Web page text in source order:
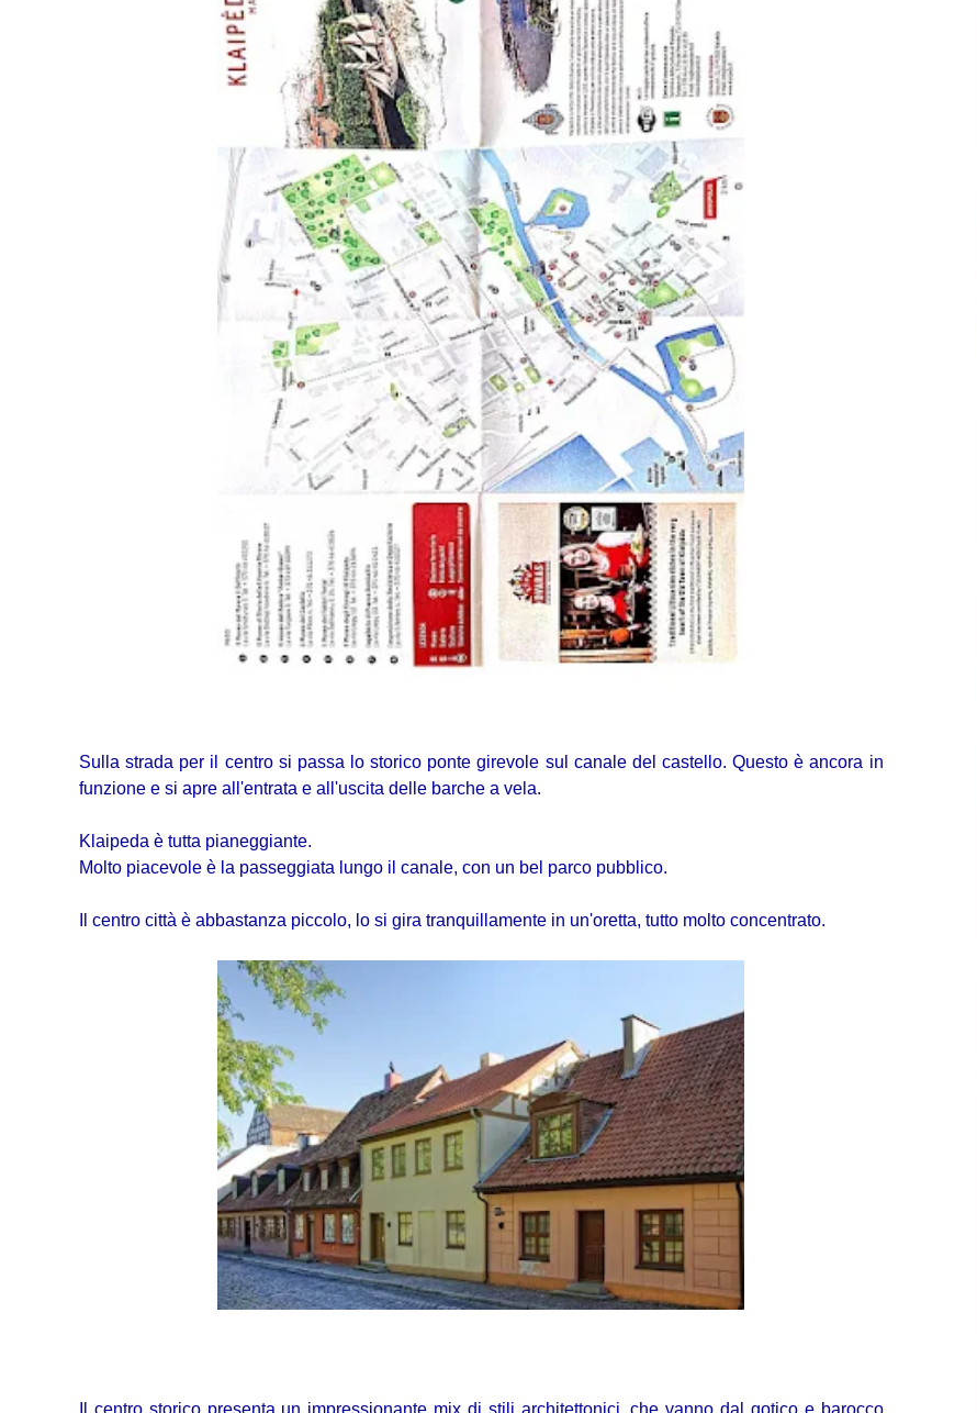
Sulla strada per il centro si passa lo storico ponte girevole sul canale del castello. Questo è ancora in
funzione e si apre all'entrata e all'uscita delle barche a vela.
Klaipeda è tutta pianeggiante.
Molto piacevole è la passeggiata lungo il canale, con un bel parco pubblico.
Il centro città è abbastanza piccolo, lo si gira tranquillamente in un'oretta, tutto molto concentrato.
Il centro storico presenta un impressionante mix di stili architettonici, che vanno dal gotico e barocco